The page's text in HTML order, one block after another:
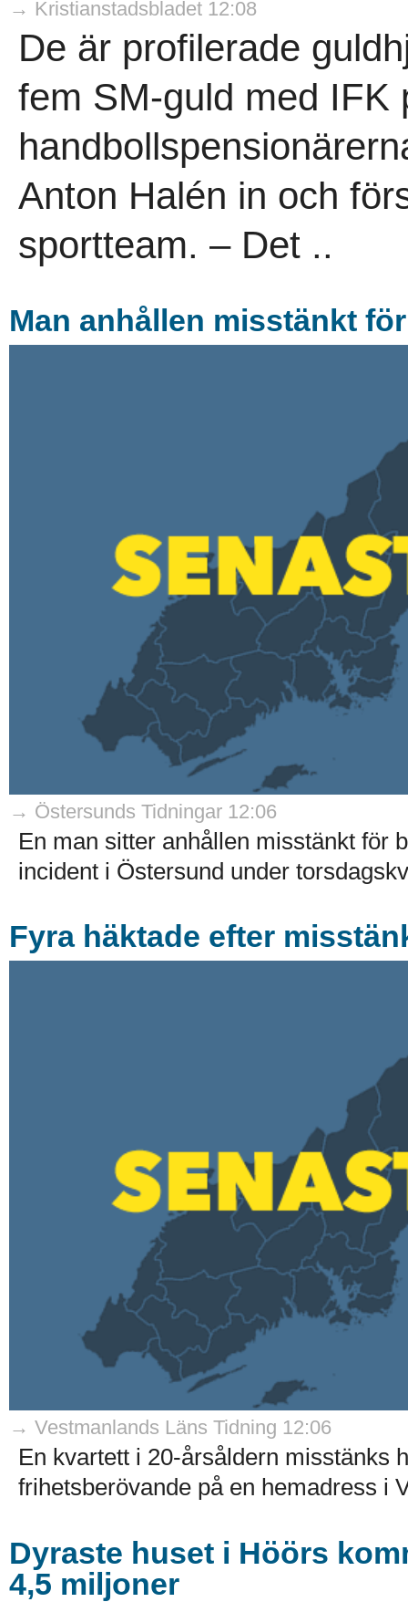
→ Kristianstadsbladet 12:08
De är profilerade
fem SM-guld med IFK
Anton Halén in och
sportteam. – Det ..
Man anhållen misstänkt
→ Östersunds Tidningar 12:06
En man sitter anhållen misstänkt för
incident i Östersund under
Fyra häktade efter
→ Vestmanlands Läns Tidning 12:06
En kvartett i 20-årsåldern misstänks
frihetsberövande på en hemadress i
Dyraste huset i Höörs
4,5 miljoner